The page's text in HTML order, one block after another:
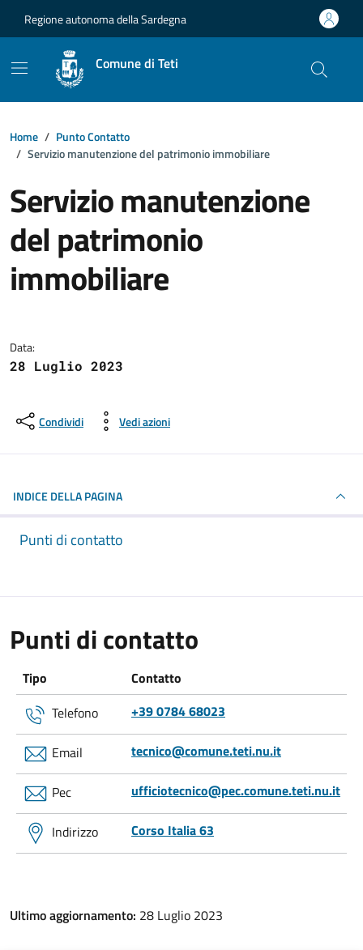
Regione autonoma della Sardegna
Comune di Teti
Home
Punto Contatto
Servizio manutenzione del patrimonio immobiliare
Servizio manutenzione
del patrimonio
immobiliare
Data:
28 Luglio 2023
Condividi Vedi azioni
INDICE DELLA PAGINA
Punti di contatto
Punti di contatto
Tipo
Contatto
Telefono
+39 0784 68023
Email tecnico@comune.teti.nu.it
Pec ufficiotecnico@pec.comune.teti.nu.it
Indirizzo Corso Italia 63
Ultimo aggiornamento: 28 Luglio 2023